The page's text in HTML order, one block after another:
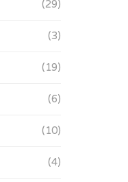
(29)
(3)
(19)
(6)
(10)
(4)